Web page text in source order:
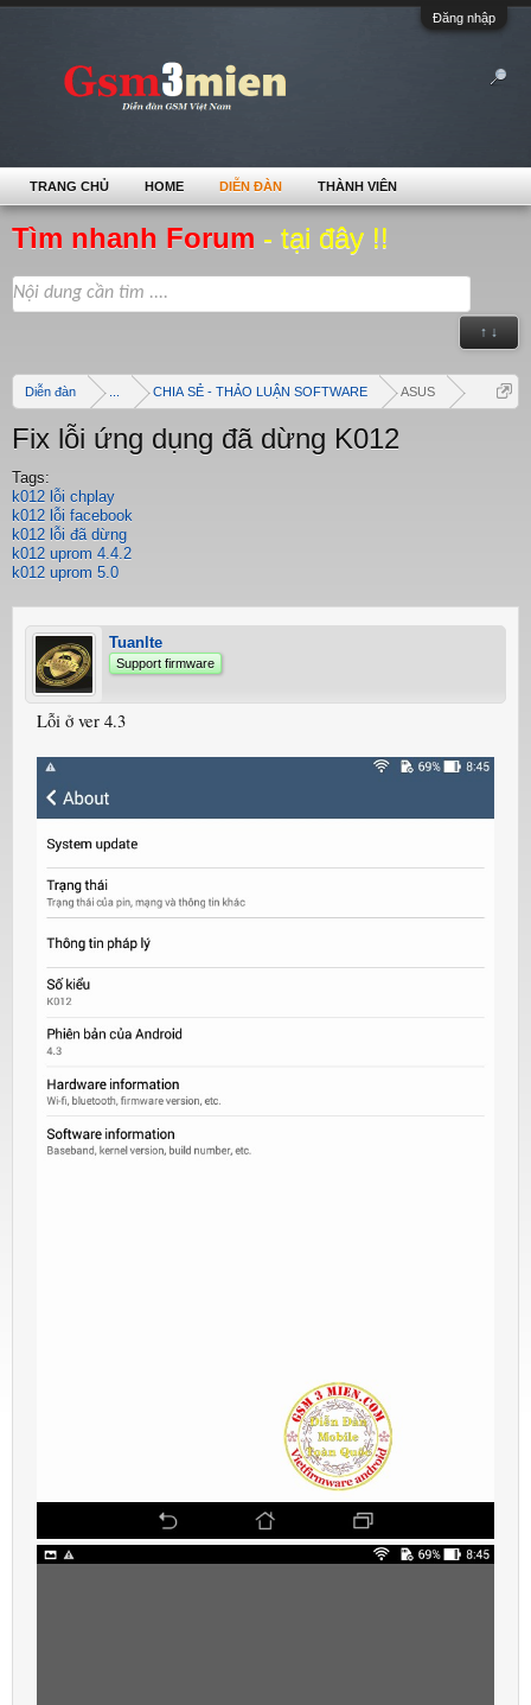
Đăng nhập
Tìm nhanh Forum - tại đây !!
↑ ↓
Diễn đàn CHIA SẺ - THẢO LUẬN SOFTWARE ASUS
Fix lỗi ứng dụng đã dừng K012
Tags:
k012 lỗi chplay
k012 lỗi facebook
k012 lỗi đã dừng
k012 uprom 4.4.2
k012 uprom 5.0
Tuanlte
Support firmware
Lỗi ở ver 4.3
TRANG CHỦ HOME DIỄN ĐÀN THÀNH VIÊN